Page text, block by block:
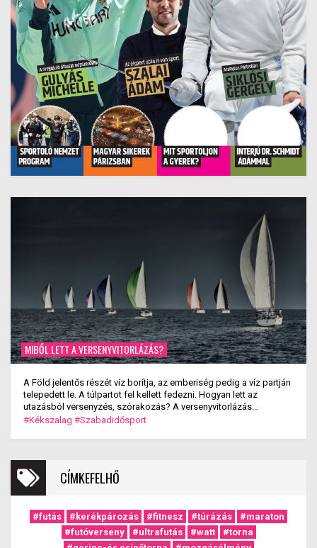
MIBŐL LETT A VERSENYVITORLÁZÁS?
A Föld jelentős részét víz borítja, az emberiség pedig a víz partján
telepedett le. A túlpartot fel kellett fedezni. Hogyan lett az
utazásból versenyzés, szórakozás? A versenyvitorlázás
kialakulása.
#Kékszalag #Szabadidősport
CÍMKEFELHŐ
#futás #kerékpározás #fitnesz #túrázás
#maraton
#futóverseny
#ultrafutás #watt
#torna